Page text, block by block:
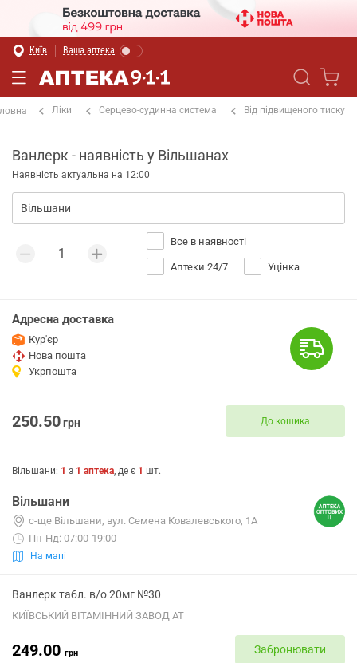
Київ Ваша аптека
Ліки Серцево-судинна система Від підвищеного тиску
Ванлерк - наявність у Вільшанах
Наявність актуальна на 12:00
Все в наявності
Аптеки 24/7 Уцінка
Адресна доставка
Кур'єр
Нова пошта
Укрпошта
250.50грн До кошика
Вільшани: 1 з 1 аптека, де є 1 шт.
Вільшани
с-ще Вільшани, вул. Семена Ковалевського, 1А
Пн-Нд: 07:00-19:00
На мапі
Ванлерк табл. в/о 20мг №30
КИЇВСЬКИЙ ВІТАМІННИЙ ЗАВОД АТ
249.00 грн Забронювати